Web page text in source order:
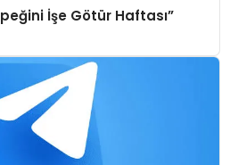
İşe Götür Haftası”